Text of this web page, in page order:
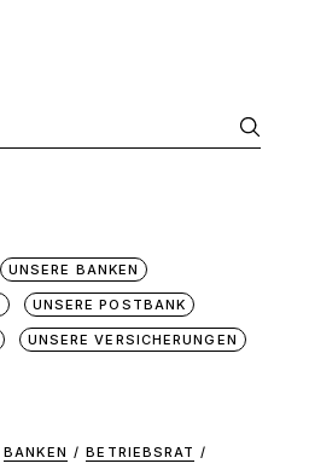
UNSERE BANKEN
UNSERE POSTBANK
UNSERE VERSICHERUNGEN
BANKEN
BETRIEBSRAT